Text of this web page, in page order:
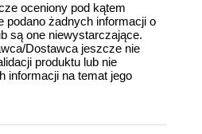
oceniony pod kątem
podano żadnych informacji o
są one niewystarczające.
Dostawca jeszcze nie
produktu lub nie
informacji na temat jego